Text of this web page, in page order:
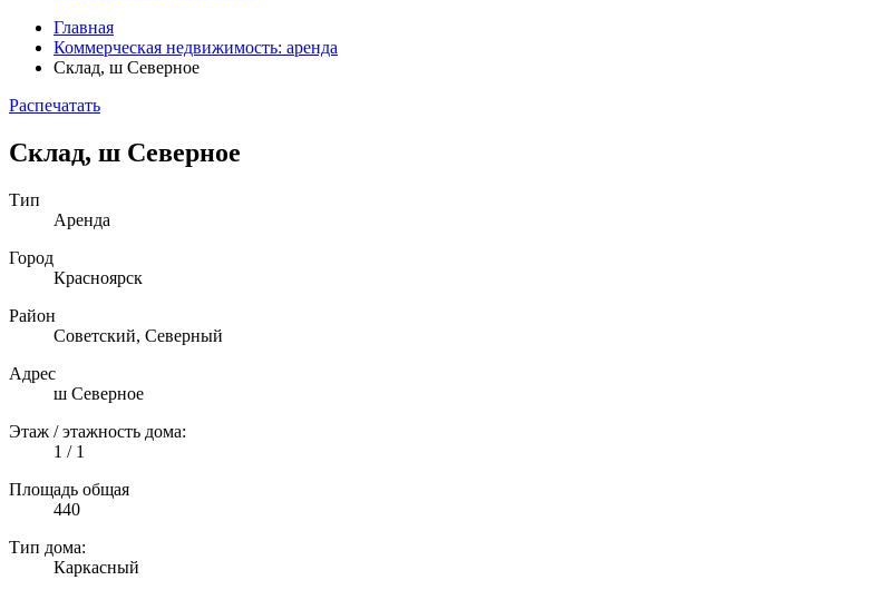
Главная
Коммерческая недвижимость: аренда
Склад, ш Северное
Распечатать
Склад, ш Северное
Тип
Аренда
Город
Красноярск
Район
Советский, Северный
Адрес
ш Северное
Этаж / этажность дома:
1 / 1
Площадь общая
440
Тип дома:
Каркасный